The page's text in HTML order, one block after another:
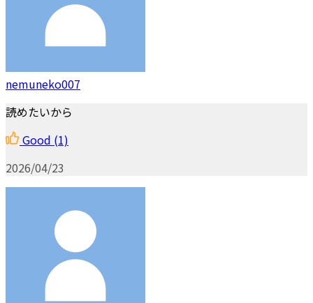
nemuneko007
読めたいから
Good (1)
2026/04/23